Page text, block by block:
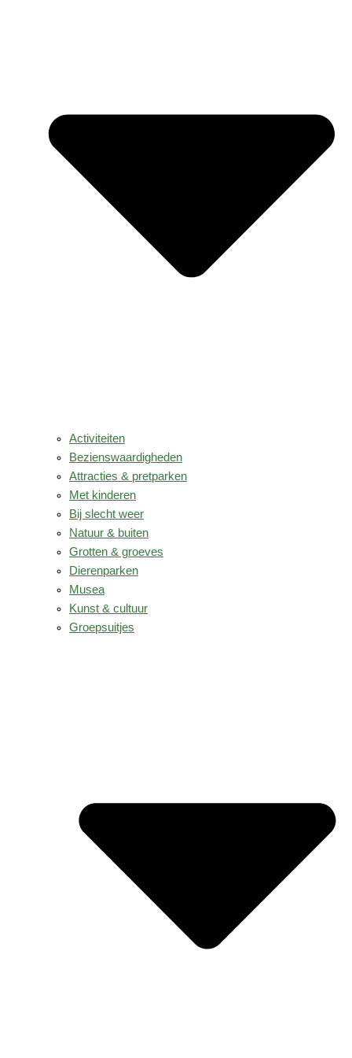
Activiteiten
Bezienswaardigheden
Attracties & pretparken
Met kinderen
Bij slecht weer
Natuur & buiten
Grotten & groeves
Dierenparken
Musea
Kunst & cultuur
Groepsuitjes